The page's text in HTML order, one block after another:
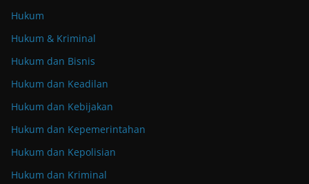
Hukum
Hukum & Kriminal
Hukum dan Bisnis
Hukum dan Keadilan
Hukum dan Kebijakan
Hukum dan Kepemerintahan
Hukum dan Kepolisian
Hukum dan Kriminal